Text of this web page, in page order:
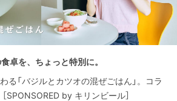
食卓を、ちょっと特別に。
る「バジルとカツオの混ぜごはん」。コラ
SPONSORED by キリンビール］